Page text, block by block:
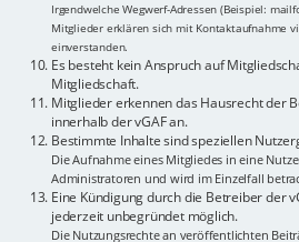
Irgendwelche Wegwerf-Adressen (Beispiel:
Mitglieder erklären sich mit Kontaktaufnahme
einverstanden.
Es besteht kein Anspruch auf
Mitgliedschaft.
Mitglieder erkennen das Hausrecht der
innerhalb der vGAF an.
Bestimmte Inhalte sind speziellen
Die Aufnahme eines Mitgliedes in eine
Administratoren und wird im Einzelfall
Eine Kündigung durch die Betreiber der
jederzeit unbegründet möglich.
Die Nutzungsrechte an veröffentlichten